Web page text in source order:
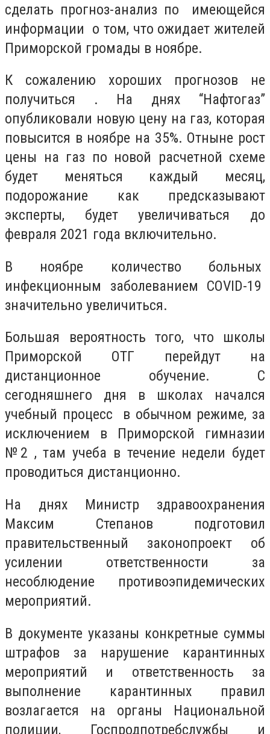
сделать прогноз-анализ по имеющейся
информации о том, что ожидает жителей
Приморской громады в ноябре.
К сожалению хороших прогнозов не
получиться . На днях “Нафтогаз”
опубликовали новую цену на газ, которая
повысится в ноябре на 35%. Отныне рост
цены на газ по новой расчетной схеме
будет меняться каждый месяц,
подорожание как предсказывают
эксперты, будет увеличиваться до
февраля 2021 года включительно.
В ноябре количество больных
инфекционным заболеванием COVID-19
значительно увеличиться.
Большая вероятность того, что школы
Приморской ОТГ перейдут на
дистанционное обучение. С
сегодняшнего дня в школах начался
учебный процесс в обычном режиме, за
исключением в Приморской гимназии
№2 , там учеба в течение недели будет
проводиться дистанционно.
На днях Министр здравоохранения
Максим Степанов подготовил
правительственный законопроект об
усилении ответственности за
несоблюдение противоэпидемических
мероприятий.
В документе указаны конкретные суммы
штрафов за нарушение карантинных
мероприятий и ответственность за
выполнение карантинных правил
возлагается на органы Национальной
полиции, Госпродпотребслужбы и